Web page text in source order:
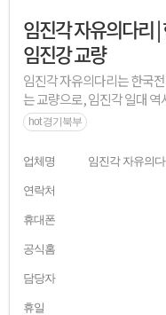
임진각 자유의다리
임진강 교량
임진각 자유의다리는 한국
는 교량으로, 임진각 일대 역
hot 경기북부
업체명 임진각 자유의
연락처
휴대폰
공식홈
담당자
휴일